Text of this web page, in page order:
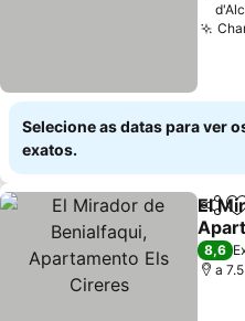
Selecione as datas para ver
exatos.
El
Ver
8,6
a